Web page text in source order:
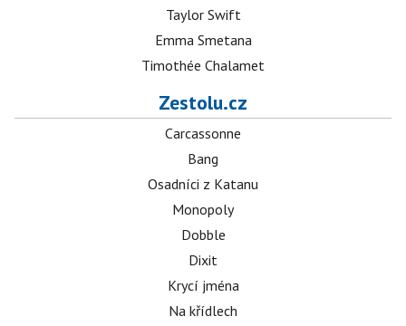
Taylor Swift
Emma Smetana
Timothée Chalamet
Zestolu.cz
Carcassonne
Bang
Osadníci z Katanu
Monopoly
Dobble
Dixit
Krycí jména
Na křídlech